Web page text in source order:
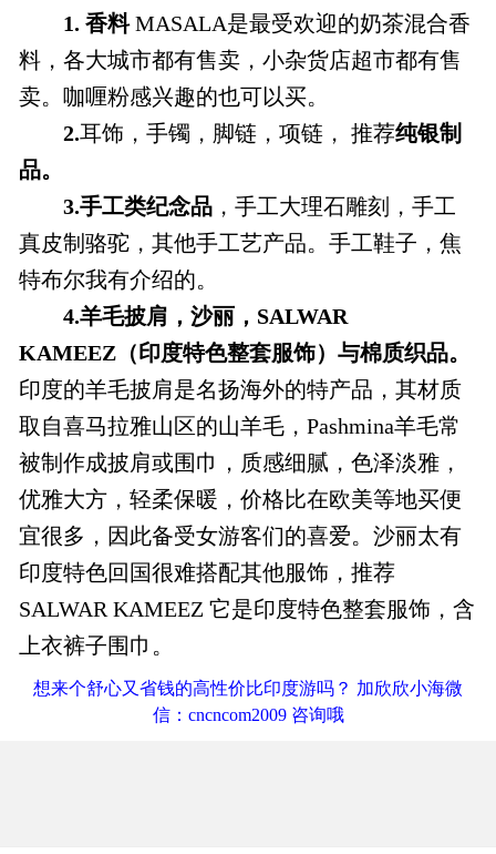
1. 香料MASALA是最受欢迎的奶茶混合香
料，各大城市都有售卖，小杂货店超市都有售
卖。咖喱粉感兴趣的也可以买。
2.耳饰，手镯，脚链，项链， 推荐纯银制
品。
3.手工类纪念品，手工大理石雕刻，手工
真皮制骆驼，其他手工艺产品。手工鞋子，焦
特布尔我有介绍的。
4.羊毛披肩，沙丽，SALWAR
KAMEEZ（印度特色整套服饰）与棉质织品。
印度的羊毛披肩是名扬海外的特产品，其材质
取自喜马拉雅山区的山羊毛，Pashmina羊毛常
被制作成披肩或围巾，质感细腻，色泽淡雅，
优雅大方，轻柔保暖，价格比在欧美等地买便
宜很多，因此备受女游客们的喜爱。沙丽太有
印度特色回国很难搭配其他服饰，推荐
SALWAR KAMEEZ 它是印度特色整套服饰，含
上衣裤子围巾。
想来个舒心又省钱的高性价比印度游吗？ 加欣欣小海微
信：cncncom2009 咨询哦